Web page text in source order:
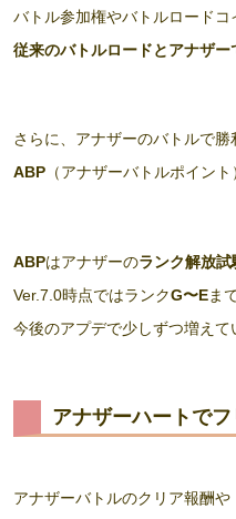
バトル参加権やバトルロードコ
従来のバトルロードとアナザー
さらに、アナザーのバトルで勝
ABP （アナザーバトルポイン
ABPはアナザーのランク解放
Ver.7.0時点ではランクG〜Eま
今後のアプデで少しずつ増えて
アナザーハートで
アナザーバトルのクリア報酬や